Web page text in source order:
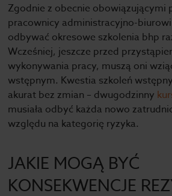
Zgodnie z obecnie obowiązującymi
pracownicy administracyjno-
odbywać okresowe szkolenia bhp
Wcześniej, jeszcze przed
wykonywania pracy, muszą oni
wstępnym. Kwestia szkoleń
akurat bez zmian – dwugodzinny
musiała odbyć każda nowo
względu na kategorię ryzyka.
JAKIE MOGĄ BYĆ
KONSEKWENCJE